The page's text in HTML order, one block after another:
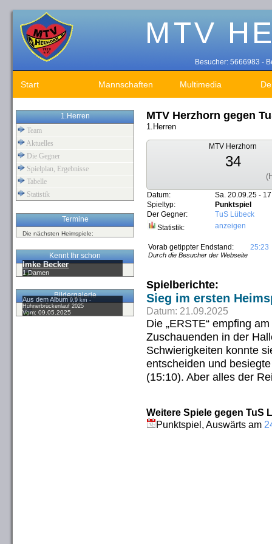
Besucher: 5666983 -
Start Mannschaften Multimedia
1.Herren
Team
Aktuelles
Die Gegner
Spielplan, Ergebnisse
Tabelle
Statistik
Termine
Die nächsten Heimspiele:
Kennt Ihr schon
Imke Becker
1.Damen
Bildergalerie
Aus dem Album9,9 km -
Hühnerbrückenlauf 2025
Vom: 09.05.2025
MTV Herzhorn gegen
1.Herren
MTV Herzhorn
34
Datum:
Sa. 20.09.25 -
Spieltyp:
Punktspiel
Der Gegner:
TuS Lübeck
Statistik:
anzeigen
Vorab getippter Endstand:
Durch die Besucher der Webseite
25:23
Spielberichte:
Sieg im ersten
Datum: 21.09.2025
Die „ERSTE“ empfing
Zuschauenden in der
Schwierigkeiten konnte
entscheiden und
(15:10). Aber alles der
Weitere Spiele gegen TuS
Punktspiel, Auswärts am